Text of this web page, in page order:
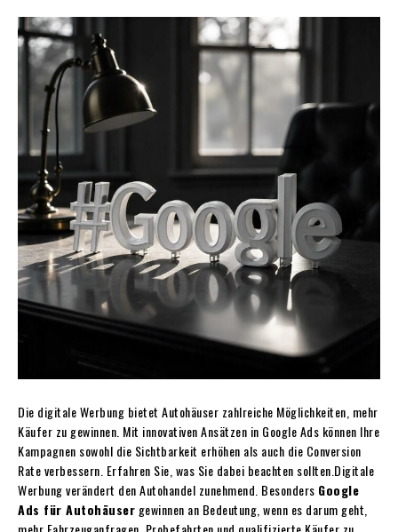
Die digitale Werbung bietet Autohäuser zahlreiche Möglichkeiten, mehr
Käufer zu gewinnen. Mit innovativen Ansätzen in Google Ads können Ihre
Kampagnen sowohl die Sichtbarkeit erhöhen als auch die Conversion
Rate verbessern. Erfahren Sie, was Sie dabei beachten sollten.Digitale
Werbung verändert den Autohandel zunehmend. Besonders Google
Ads für Autohäuser gewinnen an Bedeutung, wenn es darum geht,